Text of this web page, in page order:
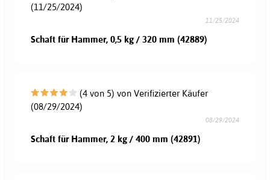
(11/25/2024)
11/25/2024
Schaft für Hammer, 0,5 kg / 320 mm (42889)
(4 von 5) von Verifizierter Käufer
(08/29/2024)
08/29/2024
Schaft für Hammer, 2 kg / 400 mm (42891)